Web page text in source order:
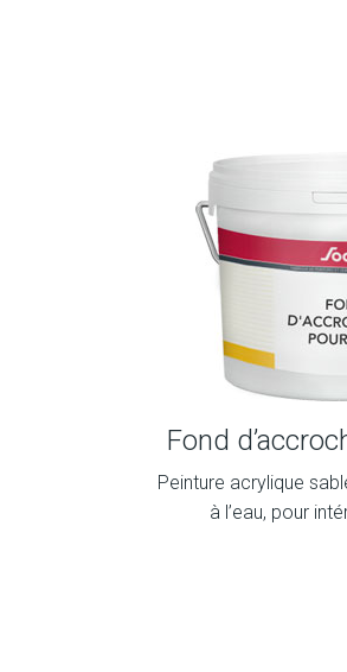
Fond
Peinture acrylique
à l’eau, pour